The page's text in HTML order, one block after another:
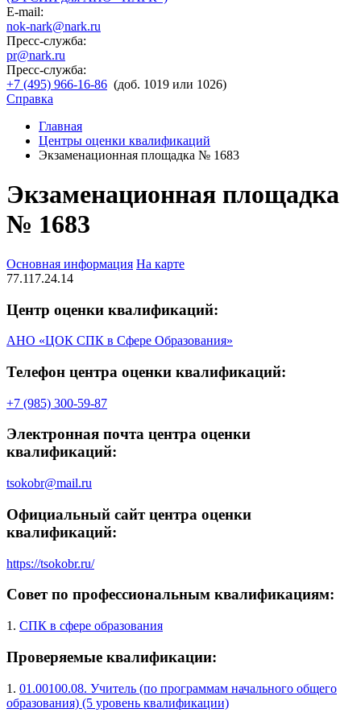
E-mail:
nok-nark@nark.ru
Пресс-служба:
pr@nark.ru
Пресс-служба:
+7 (495) 966-16-86 (доб. 1019 или 1026)
Справка
Главная
Центры оценки квалификаций
Экзаменационная площадка № 1683
Экзаменационная площадка
№ 1683
Основная информация На карте
77.117.24.14
Центр оценки квалификаций:
АНО «ЦОК СПК в Сфере Образования»
Телефон центра оценки квалификаций:
+7 (985) 300-59-87
Электронная почта центра оценки
квалификаций:
tsokobr@mail.ru
Официальный сайт центра оценки
квалификаций:
https://tsokobr.ru/
Совет по профессиональным квалификациям:
1. СПК в сфере образования
Проверяемые квалификации:
1. 01.00100.08. Учитель (по программам начального общего
образования) (5 уровень квалификации)